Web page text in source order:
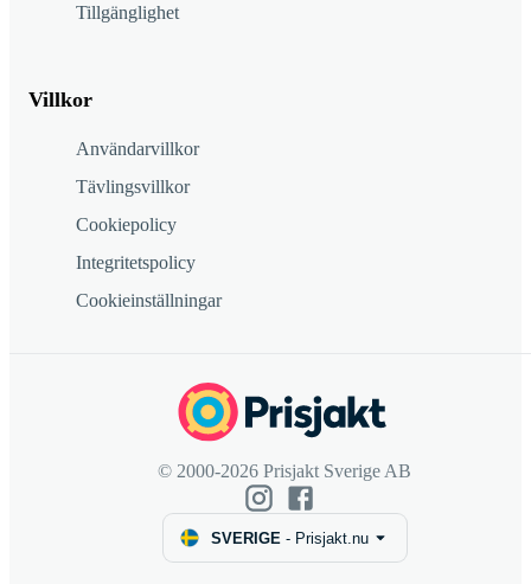
Tillgänglighet
Villkor
Användarvillkor
Tävlingsvillkor
Cookiepolicy
Integritetspolicy
Cookieinställningar
© 2000-2026 Prisjakt Sverige AB
SVERIGE - Prisjakt.nu